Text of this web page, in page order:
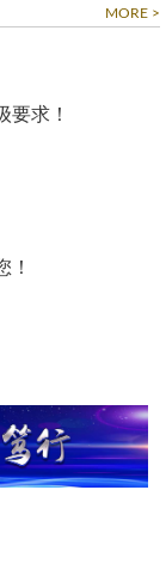
MORE >
要求！
！